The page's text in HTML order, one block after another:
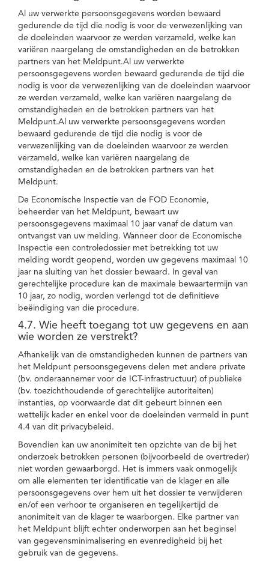
Al uw verwerkte persoonsgegevens worden bewaard
gedurende de tijd die nodig is voor de verwezenlijking van
de doeleinden waarvoor ze werden verzameld, welke kan
variëren naargelang de omstandigheden en de betrokken
partners van het Meldpunt.Al uw verwerkte
persoonsgegevens worden bewaard gedurende de tijd die
nodig is voor de verwezenlijking van de doeleinden waarvoor
ze werden verzameld, welke kan variëren naargelang de
omstandigheden en de betrokken partners van het
Meldpunt.Al uw verwerkte persoonsgegevens worden
bewaard gedurende de tijd die nodig is voor de
verwezenlijking van de doeleinden waarvoor ze werden
verzameld, welke kan variëren naargelang de
omstandigheden en de betrokken partners van het
Meldpunt.
De Economische Inspectie van de FOD Economie,
beheerder van het Meldpunt, bewaart uw
persoonsgegevens maximaal 10 jaar vanaf de datum van
ontvangst van uw melding. Wanneer door de Economische
Inspectie een controledossier met betrekking tot uw
melding wordt geopend, worden uw gegevens maximaal 10
jaar na sluiting van het dossier bewaard. In geval van
gerechtelijke procedure kan de maximale bewaartermijn van
10 jaar, zo nodig, worden verlengd tot de definitieve
beëindiging van die procedure.
4.7. Wie heeft toegang tot uw gegevens en aan
wie worden ze verstrekt?
Afhankelijk van de omstandigheden kunnen de partners van
het Meldpunt persoonsgegevens delen met andere private
(bv. onderaannemer voor de ICT-infrastructuur) of publieke
(bv. toezichthoudende of gerechtelijke autoriteiten)
instanties, op voorwaarde dat dit gebeurt binnen een
wettelijk kader en enkel voor de doeleinden vermeld in punt
4.4 van dit privacybeleid.
Bovendien kan uw anonimiteit ten opzichte van de bij het
onderzoek betrokken personen (bijvoorbeeld de overtreder)
niet worden gewaarborgd. Het is immers vaak onmogelijk
om alle elementen ter identificatie van de klager en alle
persoonsgegevens over hem uit het dossier te verwijderen
en/of een verhoor te organiseren en tegelijkertijd de
anonimiteit van de klager te waarborgen. Elke partner van
het Meldpunt blijft echter onderworpen aan het beginsel
van gegevensminimalisering en evenredigheid bij het
gebruik van de gegevens.